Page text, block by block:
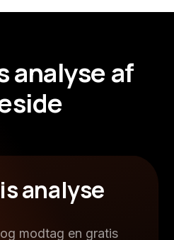
analyseaf
side
analyse
modtag en gratis